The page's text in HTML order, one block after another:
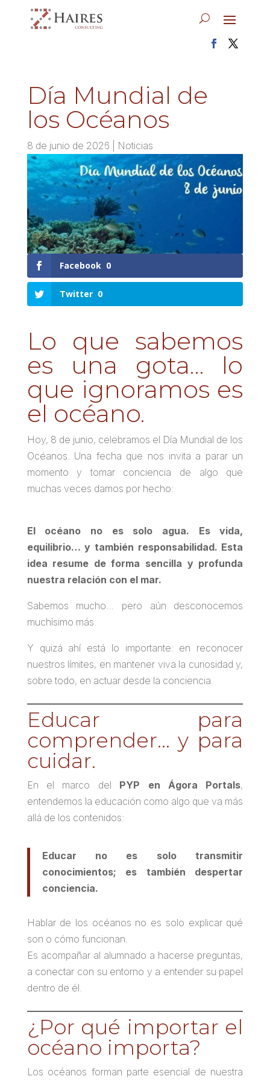
Día Mundial de
los Océanos
8 de junio de 2026 Noticias
Facebook 0
Twitter 0
Lo que sabemos
es una gota… lo
que ignoramos es
el océano.
Hoy, 8 de junio, celebramos el Día Mundial de los
Océanos. Una fecha que nos invita a parar un
momento y tomar conciencia de algo que
muchas veces damos por hecho:
El océano no es solo agua. Es vida,
equilibrio… y también responsabilidad. Esta
idea resume de forma sencilla y profunda
nuestra relación con el mar.
Sabemos mucho… pero aún desconocemos
muchísimo más.
Y quizá ahí está lo importante: en reconocer
nuestros límites, en mantener viva la curiosidad y,
sobre todo, en actuar desde la conciencia.
Educar para
comprender… y para
cuidar.
En el marco del PYP en Ágora Portals,
entendemos la educación como algo que va más
allá de los contenidos:
Educar no es solo transmitir
conocimientos; es también despertar
conciencia.
Hablar de los océanos no es solo explicar qué
son o cómo funcionan.
Es acompañar al alumnado a hacerse preguntas,
a conectar con su entorno y a entender su papel
dentro de él.
¿Por qué importar el
océano importa?
Los océanos forman parte esencial de nuestra